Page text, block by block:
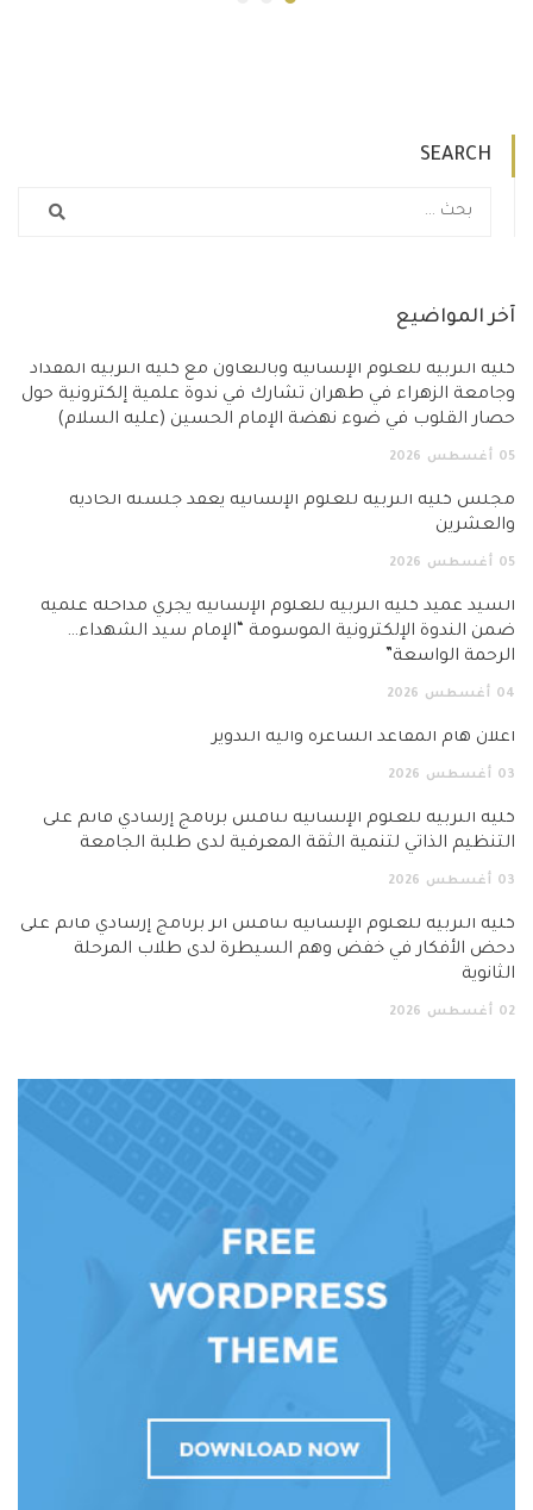
SEARCH
آخر المواضيع
كلية التربية للعلوم الإنسانية وبالتعاون مع كلية التربية المقداد
وجامعة الزهراء في طهران تشارك في ندوة علمية إلكترونية حول
حصار القلوب في ضوء نهضة الإمام الحسين (عليه السلام)
05 أغسطس 2026
مجلس كلية التربية للعلوم الإنسانية يعقد جلسته الحادية
والعشرين
05 أغسطس 2026
السيد عميد كلية التربية للعلوم الإنسانية يجري مداخلة علمية
ضمن الندوة الإلكترونية الموسومة “الإمام سيد الشهداء…
الرحمة الواسعة”
04 أغسطس 2026
اعلان هام المقاعد الشاغرة وآلية التدوير
03 أغسطس 2026
كلية التربية للعلوم الإنسانية تناقش برنامج إرشادي قائم على
التنظيم الذاتي لتنمية الثقة المعرفية لدى طلبة الجامعة
03 أغسطس 2026
كلية التربية للعلوم الإنسانية تناقش أثر برنامج إرشادي قائم على
دحض الأفكار في خفض وهم السيطرة لدى طلاب المرحلة
الثانوية
02 أغسطس 2026